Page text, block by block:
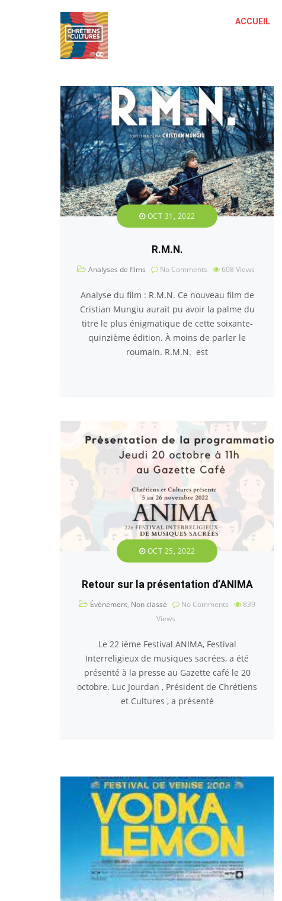
ACCUEIL
OCT 31, 2022
R.M.N.
Analyses de films No Comments 608 Views
Analyse du film : R.M.N. Ce nouveau film de
Cristian Mungiu aurait pu avoir la palme du
titre le plus énigmatique de cette soixante-
quinzième édition. À moins de parler le
roumain. R.M.N. est
OCT 25, 2022
Retour sur la présentation d’ANIMA
Événement, Non classé No Comments
839
Views
Le 22 ième Festival ANIMA, Festival
Interreligieux de musiques sacrées, a été
présenté à la presse au Gazette café le 20
octobre. Luc Jourdan , Président de Chrétiens
et Cultures , a présenté